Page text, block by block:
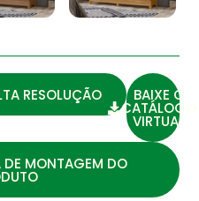
RESOLUÇÃO BAIXE O
CATÁLOGO
VIRTUAL
DE MONTAGEM DO